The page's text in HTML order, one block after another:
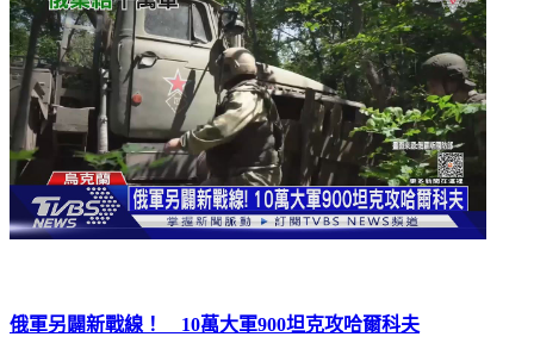
俄軍另闢新戰線！ 10萬大軍900坦克攻哈爾科夫